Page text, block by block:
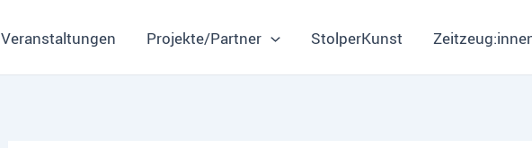
Veranstaltungen Projekte/Partner StolperKunst